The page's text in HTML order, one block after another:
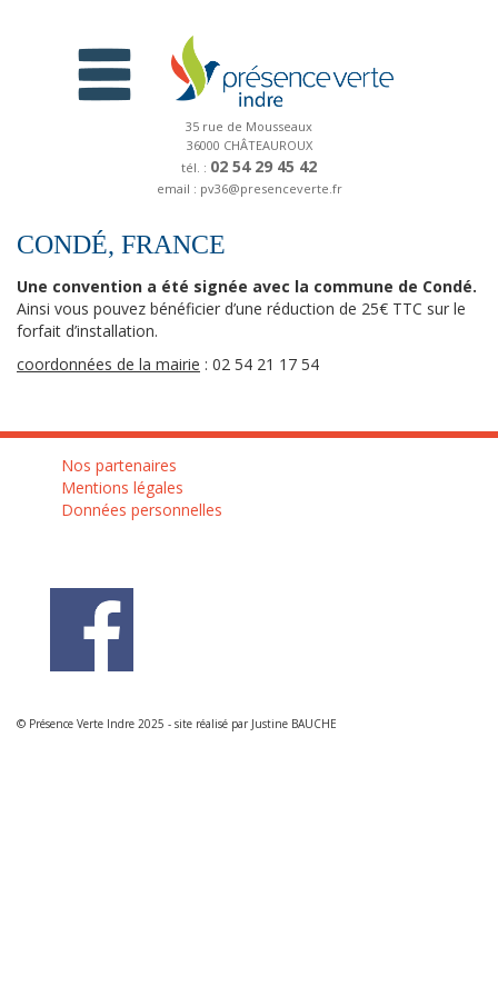
35 rue de Mousseaux
36000 CHÂTEAUROUX
tél. : 02 54 29 45 42
email : pv36@presenceverte.fr
CONDÉ, FRANCE
Une convention a été signée avec la commune de Condé.
Ainsi vous pouvez bénéficier d’une réduction de 25€ TTC sur le
forfait d’installation.
coordonnées de la mairie : 02 54 21 17 54
Nos partenaires
Mentions légales
Données personnelles
© Présence Verte Indre 2025 - site réalisé par Justine BAUCHE